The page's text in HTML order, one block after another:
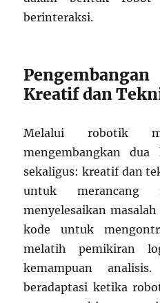
berinteraksi.
Kreatif dan
Melalui robotik
mengembangkan
sekaligus: kreatif dan
untuk
menyelesaikan
kode untuk
melatih pemikiran
kemampuan
beradaptasi ketika